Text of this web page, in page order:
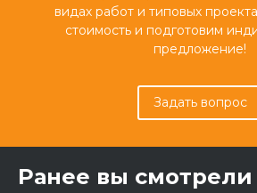
видах работ и типовых
стоимость и подготовим
предложение!
Задать вопрос
Ранее вы смотрели